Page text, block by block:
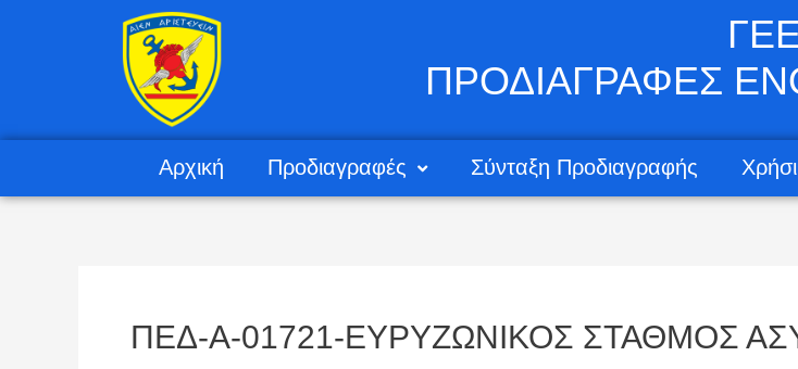
ΠΡΟΔΙΑΓΡΑΦΕΣ
Αρχική Προδιαγραφές Σύνταξη Προδιαγραφής
ΠΕΔ-Α-01721-ΕΥΡΥΖΩΝΙΚΟΣ ΣΤΑΘΜΟΣ